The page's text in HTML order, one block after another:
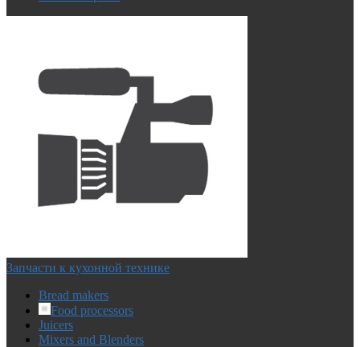
Запчасти к кухонной технике
Bread makers
Food processors
Juicers
Mixers and Blenders